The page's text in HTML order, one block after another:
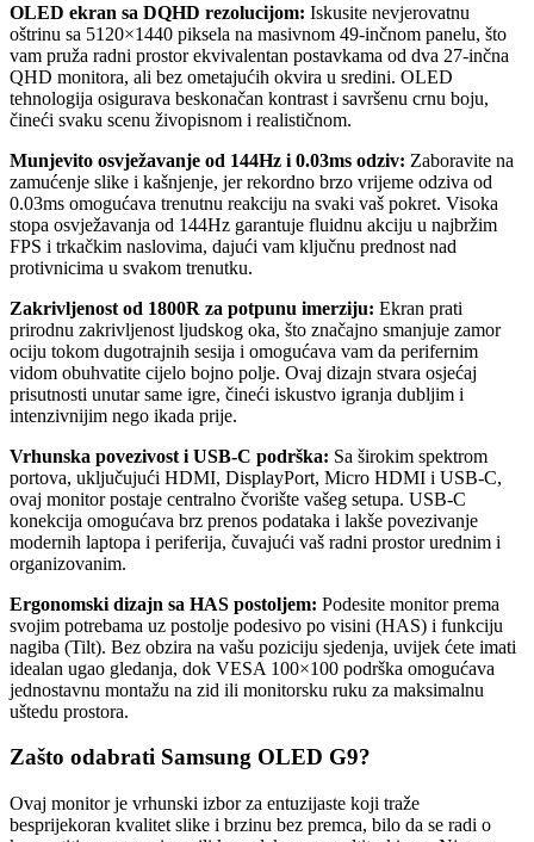
OLED ekran sa DQHD rezolucijom: Iskusite nevjerovatnu
oštrinu sa 5120×1440 piksela na masivnom 49-inčnom panelu, što
vam pruža radni prostor ekvivalentan postavkama od dva 27-inčna
QHD monitora, ali bez ometajućih okvira u sredini. OLED
tehnologija osigurava beskonačan kontrast i savršenu crnu boju,
čineći svaku scenu živopisnom i realističnom.
Munjevito osvježavanje od 144Hz i 0.03ms odziv: Zaboravite na
zamućenje slike i kašnjenje, jer rekordno brzo vrijeme odziva od
0.03ms omogućava trenutnu reakciju na svaki vaš pokret. Visoka
stopa osvježavanja od 144Hz garantuje fluidnu akciju u najbržim
FPS i trkačkim naslovima, dajući vam ključnu prednost nad
protivnicima u svakom trenutku.
Zakrivljenost od 1800R za potpunu imerziju: Ekran prati
prirodnu zakrivljenost ljudskog oka, što značajno smanjuje zamor
ociju tokom dugotrajnih sesija i omogućava vam da perifernim
vidom obuhvatite cijelo bojno polje. Ovaj dizajn stvara osjećaj
prisutnosti unutar same igre, čineći iskustvo igranja dubljim i
intenzivnijim nego ikada prije.
Vrhunska povezivost i USB-C podrška: Sa širokim spektrom
portova, uključujući HDMI, DisplayPort, Micro HDMI i USB-C,
ovaj monitor postaje centralno čvorište vašeg setupa. USB-C
konekcija omogućava brz prenos podataka i lakše povezivanje
modernih laptopa i periferija, čuvajući vaš radni prostor urednim i
organizovanim.
Ergonomski dizajn sa HAS postoljem: Podesite monitor prema
svojim potrebama uz postolje podesivo po visini (HAS) i funkciju
nagiba (Tilt). Bez obzira na vašu poziciju sjedenja, uvijek ćete imati
idealan ugao gledanja, dok VESA 100×100 podrška omogućava
jednostavnu montažu na zid ili monitorsku ruku za maksimalnu
uštedu prostora.
Zašto odabrati Samsung OLED G9?
Ovaj monitor je vrhunski izbor za entuzijaste koji traže
besprijekoran kvalitet slike i brzinu bez premca, bilo da se radi o